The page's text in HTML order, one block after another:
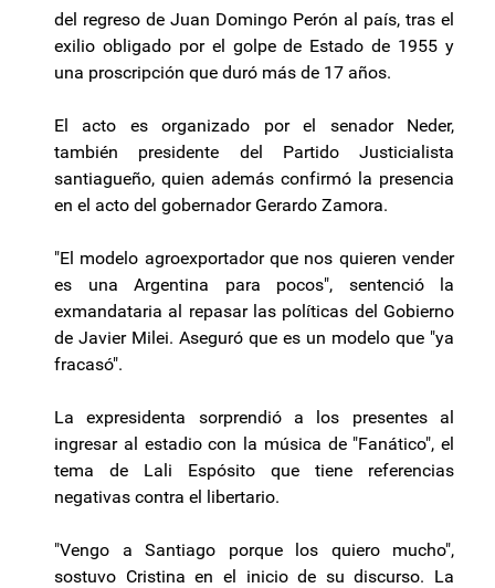
del regreso de Juan Domingo Perón al país, tras el
exilio obligado por el golpe de Estado de 1955 y
una proscripción que duró más de 17 años.
El acto es organizado por el senador Neder,
también presidente del Partido Justicialista
santiagueño, quien además confirmó la presencia
en el acto del gobernador Gerardo Zamora.
"El modelo agroexportador que nos quieren vender
es una Argentina para pocos", sentenció la
exmandataria al repasar las políticas del Gobierno
de Javier Milei. Aseguró que es un modelo que "ya
fracasó".
La expresidenta sorprendió a los presentes al
ingresar al estadio con la música de "Fanático", el
tema de Lali Espósito que tiene referencias
negativas contra el libertario.
"Vengo a Santiago porque los quiero mucho",
sostuvo Cristina en el inicio de su discurso. La